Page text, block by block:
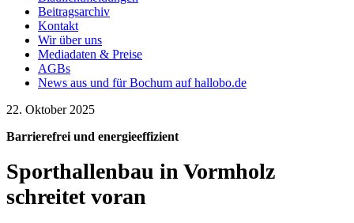
Beitragsarchiv
Kontakt
Wir über uns
Mediadaten & Preise
AGBs
News aus und für Bochum auf hallobo.de
22. Oktober 2025
Barrierefrei und energieeffizient
Sporthallenbau in Vormholz
schreitet voran